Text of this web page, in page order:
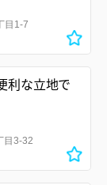
目1-7
利な立地で
目3-32